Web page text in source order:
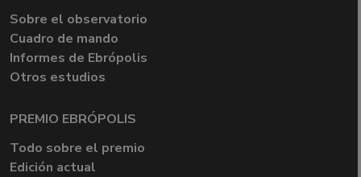
Sobre el observatorio
Cuadro de mando
Informes de Ebrópolis
Otros estudios
PREMIO EBRÓPOLIS
Todo sobre el premio
Edición actual